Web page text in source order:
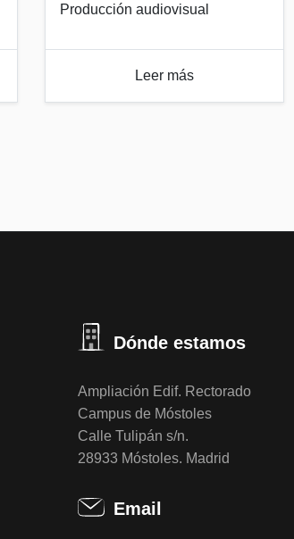
Producción audiovisual
Leer más
Dónde estamos
Ampliación Edif. Rectorado
Campus de Móstoles
Calle Tulipán s/n.
28933 Móstoles. Madrid
Email